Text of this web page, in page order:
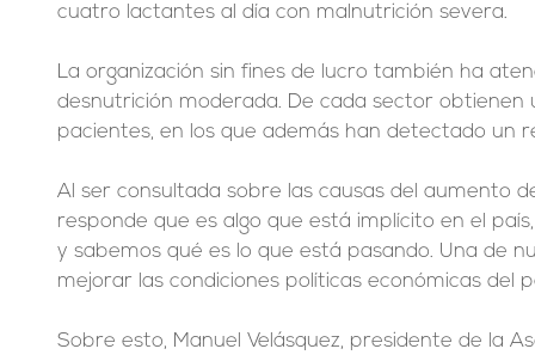
cuatro lactantes al día con malnutrición severa.
La organización sin fines de lucro también ha
desnutrición moderada. De cada sector
pacientes, en los que además han detectado un
Al ser consultada sobre las causas del aumento
responde que es algo que está implícito en el
y sabemos qué es lo que está pasando. Una de
mejorar las condiciones políticas económicas del
Sobre esto, Manuel Velásquez, presidente de la